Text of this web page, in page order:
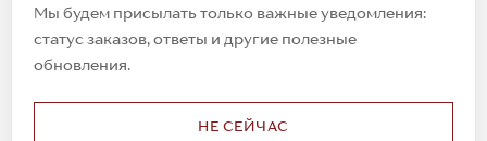
Мы будем присылать только важные уведомления:
статус заказов, ответы и другие полезные
обновления.
НЕ СЕЙЧАС
© 2023. AIT Shoes
Все права защищены